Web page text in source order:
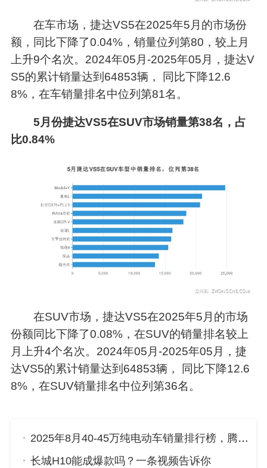
在车市场，捷达VS5在2025年5月的市场份
额，同比下降了0.04%，销量位列第80，较上月
上升9个名次。2024年05月-2025年05月，捷达V
S5的累计销量达到64853辆， 同比下降12.6
8%，在车销量排名中位列第81名。
5月份捷达VS5在SUV市场销量第38名，占
比0.84%
在SUV市场，捷达VS5在2025年5月的市场
份额同比下降了0.08%，在SUV的销量排名较上
月上升4个名次。2024年05月-2025年05月，捷
达VS5的累计销量达到64853辆， 同比下降12.6
8%，在SUV销量排名中位列第36名。
2025年8月40-45万纯电动车销量排行榜，腾势D9位居第二，第一名你绝对想不到
长城H10能成爆款吗？一条视频告诉你